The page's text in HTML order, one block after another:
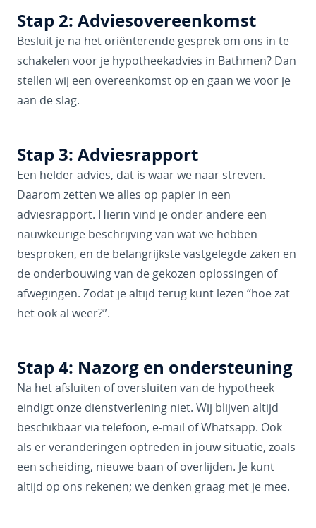
Stap 2: Adviesovereenkomst
Besluit je na het oriënterende gesprek om ons in te
schakelen voor je hypotheekadvies in Bathmen? Dan
stellen wij een overeenkomst op en gaan we voor je
aan de slag.
Stap 3: Adviesrapport
Een helder advies, dat is waar we naar streven.
Daarom zetten we alles op papier in een
adviesrapport. Hierin vind je onder andere een
nauwkeurige beschrijving van wat we hebben
besproken, en de belangrijkste vastgelegde zaken en
de onderbouwing van de gekozen oplossingen of
afwegingen. Zodat je altijd terug kunt lezen “hoe zat
het ook al weer?”.
Stap 4: Nazorg en ondersteuning
Na het afsluiten of oversluiten van de hypotheek
eindigt onze dienstverlening niet. Wij blijven altijd
beschikbaar via telefoon, e-mail of Whatsapp. Ook
als er veranderingen optreden in jouw situatie, zoals
een scheiding, nieuwe baan of overlijden. Je kunt
altijd op ons rekenen; we denken graag met je mee.